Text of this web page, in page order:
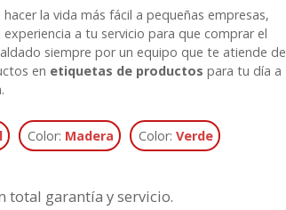
la vida más fácil a pequeñas empresas,
a tu servicio para que comprar el
siempre por un equipo que te atiende de
en etiquetas de productos para tu día a
Color: Madera Color:Verde
total garantía y servicio.